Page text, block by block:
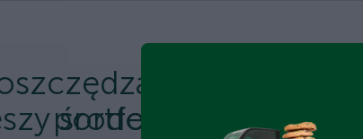
środowisko.
portfel